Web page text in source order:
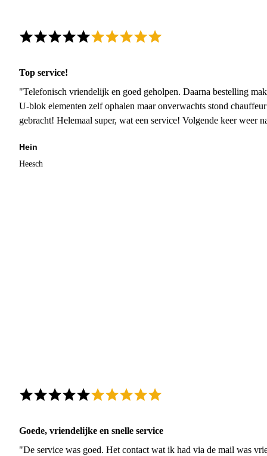
Top service!
"Telefonisch vriendelijk en goed geholpen. Daarna bestelling
U-blok elementen zelf ophalen maar onverwachts stond
gebracht! Helemaal super, wat een service! Volgende keer weer
Hein
Heesch
Goede, vriendelijke en snelle service
"De service was goed. Het contact wat ik had via de mail was